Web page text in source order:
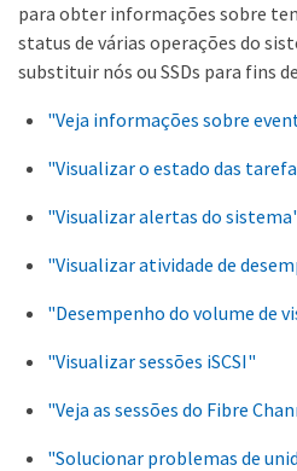
para obter informações sobre
status de várias operações do
substituir nós ou SSDs para fins
"Veja informações sobre
"Visualizar o estado das
"Visualizar alertas do
"Visualizar atividade de
"Desempenho do volume de
"Visualizar sessões iSCSI"
"Veja as sessões do Fibre
"Solucionar problemas de